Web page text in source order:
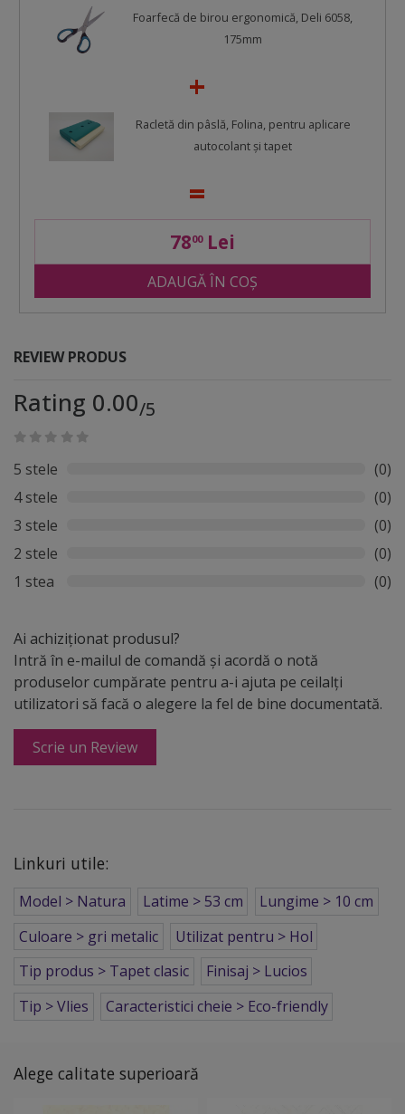
Foarfecă de birou ergonomică, Deli 6058,
175mm
Racletă din pâslă, Folina, pentru aplicare
autocolant şi tapet
7800Lei
ADAUGĂ ÎN COȘ
REVIEW PRODUS
Rating 0.00/5
5 stele
(0)
4 stele
(0)
3 stele
(0)
2 stele
(0)
1 stea
(0)
Ai achiziționat produsul?
Intră în e-mailul de comandă și acordă o notă
produselor cumpărate pentru a-i ajuta pe ceilalți
utilizatori să facă o alegere la fel de bine documentată.
Scrie un Review
Linkuri utile:
Model > Natura Latime > 53 cm
Lungime > 10 cm
Culoare > gri metalic
Utilizat pentru > Hol
Tip produs > Tapet clasic
Finisaj > Lucios
Tip > Vlies
Caracteristici cheie > Eco-friendly
Alege calitate superioară